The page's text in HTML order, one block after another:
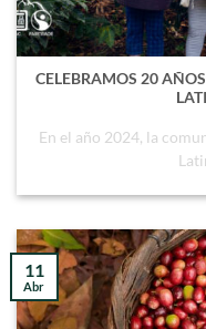
CELEBRAMOS 20
En el año 2024, la
11
Abr